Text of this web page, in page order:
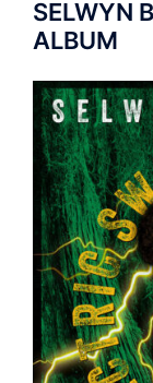
SELWYN
ALBUM